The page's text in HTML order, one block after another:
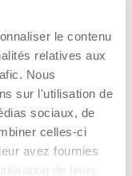
le contenu
relatives aux
Nous
sur l'utilisation de
sociaux, de
celles-ci
avez fournies
de leurs